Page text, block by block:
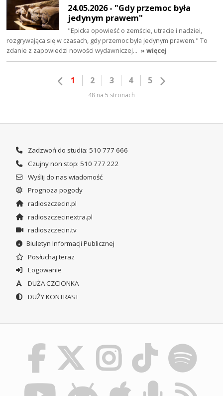
24.05.2026 - "Gdy przemoc była
jedynym prawem"
"Epicka opowieść o zemście, utracie i nadziei,
rozgrywająca się w czasach, gdy przemoc była jedynym prawem." To
zdanie z zapowiedzi nowości wydawniczej… » więcej
1 2 3 4 5
48 na 5 stronach
Zadzwoń do studia: 510 777 666
Czujny non stop: 510 777 222
Wyślij do nas wiadomość
Prognoza pogody
radioszczecin.pl
radioszczecinextra.pl
radioszczecin.tv
Biuletyn Informacji Publicznej
Posłuchaj teraz
Logowanie
DUŻA CZCIONKA
DUŻY KONTRAST